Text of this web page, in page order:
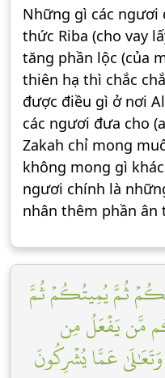
Những gì các ngươi
thức Riba (cho vay
tăng phần lộc (của
thiên hạ thì chắc
được điều gì ở nơi
các ngươi đưa cho
Zakah chỉ mong
không mong gì
ngươi chính là
nhân thêm phần ân
ثُمَّ يُمِيتُكُمۡ ثُمَّ
مَّن يَفۡعَلُ مِن
عَمَّا يُشۡرِكُونَ